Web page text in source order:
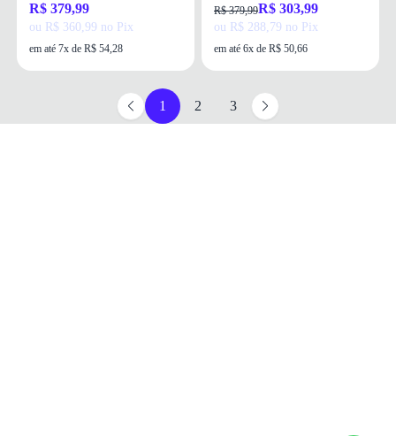
R$ 379,99
ou R$ 360,99 no Pix
em até 7x de R$ 54,28
R$ 379,99R$ 303,99
ou R$ 288,79 no Pix
em até 6x de R$ 50,66
1 2 3